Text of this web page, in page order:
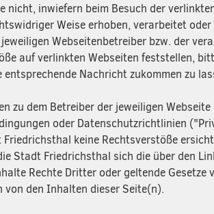
nicht, inwiefern beim Besuch der
Weise erhoben, verarbeitet
Webseitenbetreiber bzw. der
auf verlinkten Webseiten feststellen,
entsprechende Nachricht zukommen zu
zu dem Betreiber der jeweiligen
oder Datenschutzrichtlinien
keine Rechtsverstöße
Stadt Friedrichsthal sich die über den
Rechte Dritter oder geltende
von den Inhalten dieser Seite(n).